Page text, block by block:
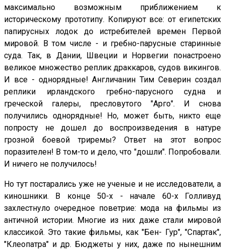
максимально возможным приближением к
историческому прототипу. Копируют все: от египетских
папирусных лодок до истребителей времен Первой
мировой. В том числе - и гребно-парусные старинные
суда. Так, в Дании, Швеции и Норвегии понастроено
великое множество реплик драккаров, судов викингов.
И все - однорядные! Англичанин Тим Северин создал
реплики ирландского гребно-парусного судна и
греческой галеры, пресловутого "Арго". И снова
получились однорядные! Но, может быть, никто еще
попросту не дошел до воспроизведения в натуре
грозной боевой триремы? Ответ на этот вопрос
поразителен! В том-то и дело, что "дошли". Попробовали.
И ничего не получилось!
Но тут постарались уже не ученые и не исследователи, а
киношники. В конце 50-х - начале 60-х Голливуд
захлестнуло очередное поветрие: мода на фильмы из
античной истории. Многие из них даже стали мировой
классикой. Это такие фильмы, как "Бен- Гур", "Спартак",
"Клеопатра" и др. Бюджеты у них, даже по нынешним